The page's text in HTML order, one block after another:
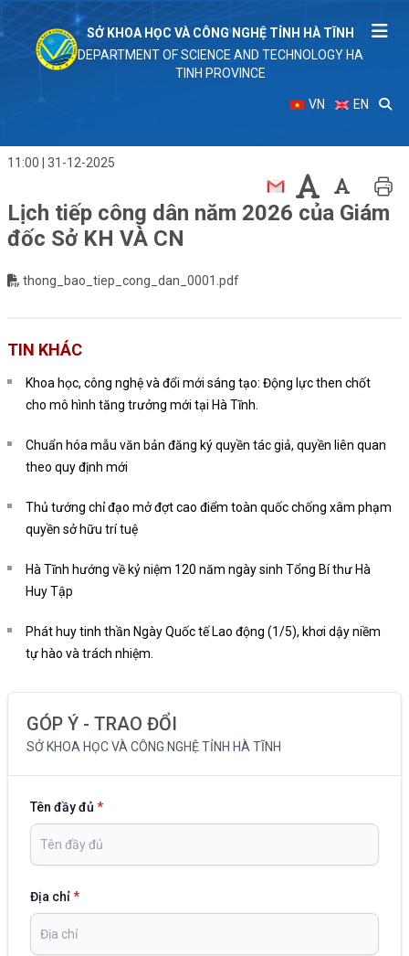
SỞ KHOA HỌC VÀ CÔNG NGHỆ TỈNH HÀ TĨNH
DEPARTMENT OF SCIENCE AND TECHNOLOGY HA
TINH PROVINCE
VN EN
11:00 | 31-12-2025
Lịch tiếp công dân năm 2026 của Giám
đốc Sở KH VÀ CN
thong_bao_tiep_cong_dan_0001.pdf
TIN KHÁC
Khoa học, công nghệ và đổi mới sáng tạo: Động lực then chốt
cho mô hình tăng trưởng mới tại Hà Tĩnh.
Chuẩn hóa mẫu văn bản đăng ký quyền tác giả, quyền liên quan
theo quy định mới
Thủ tướng chỉ đạo mở đợt cao điểm toàn quốc chống xâm phạm
quyền sở hữu trí tuệ
Hà Tĩnh hướng về kỷ niệm 120 năm ngày sinh Tổng Bí thư Hà
Huy Tập
Phát huy tinh thần Ngày Quốc tế Lao động (1/5), khơi dậy niềm
tự hào và trách nhiệm.
GÓP Ý - TRAO ĐỔI
SỞ KHOA HỌC VÀ CÔNG NGHỆ TỈNH HÀ TĨNH
Tên đầy đủ *
Địa chỉ*